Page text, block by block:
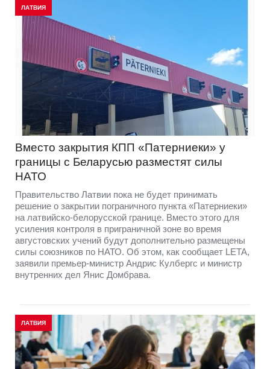
ЛАТВИЯ
Вместо закрытия КПП «Патерниеки» у
границы с Беларусью разместят силы
НАТО
Правительство Латвии пока не будет принимать
решение о закрытии пограничного пункта «Патерниеки»
на латвийско-белорусской границе. Вместо этого для
усиления контроля в приграничной зоне во время
августовских учений будут дополнительно размещены
силы союзников по НАТО. Об этом, как сообщает LETA,
заявили премьер-министр Андрис Кулбергс и министр
внутренних дел Янис Домбрава.
ЛАТВИЯ